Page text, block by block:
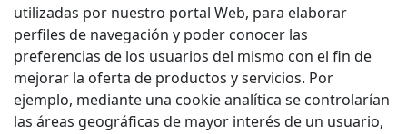
utilizadas por nuestro portal Web, para elaborar
perfiles de navegación y poder conocer las
preferencias de los usuarios del mismo con el fin de
mejorar la oferta de productos y servicios. Por
ejemplo, mediante una cookie analítica se controlarían
las áreas geográficas de mayor interés de un usuario,